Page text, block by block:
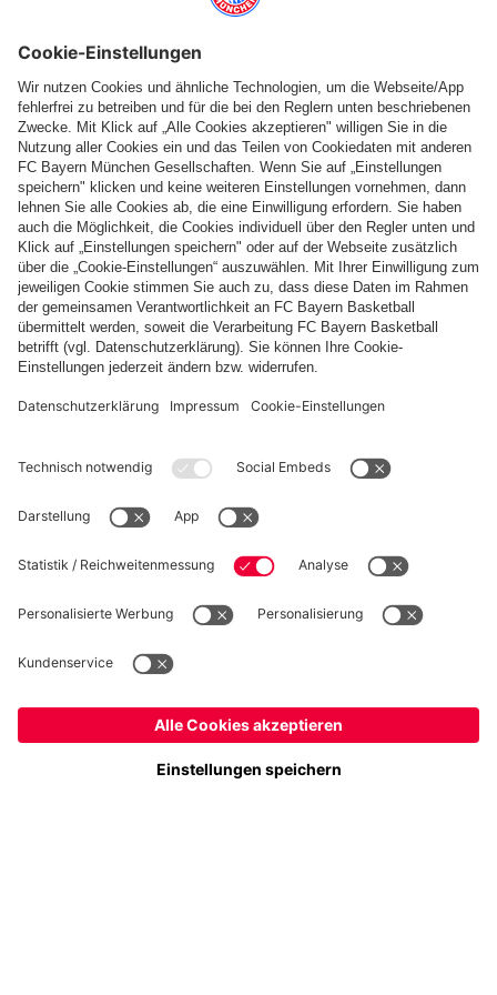
Folge uns
Zahlung & Lieferung
FC Bayern Store App
WIDERRUF
Datenschutz
Cookie Details
Preise inklusive MwSt. und zzgl. Versandkosten
© FC Bayern München AG
FC Bayern München AG, Säbener Str. 51-57, 81547 München
Ja,Deutschland, um dorthin zu liefern!
Nein,Global, um dorthin zu liefern!